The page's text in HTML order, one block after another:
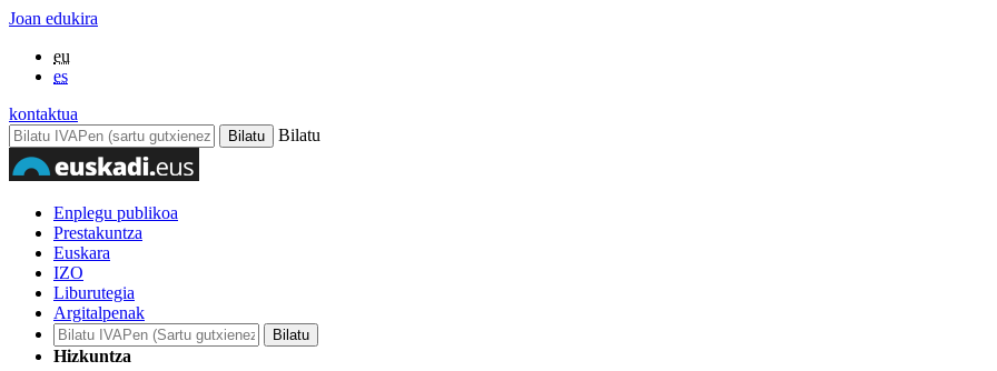
Joan edukira
eu
es
kontaktua
Bilatu
Enplegu publikoa
Prestakuntza
Euskara
IZO
Liburutegia
Argitalpenak
Hizkuntza